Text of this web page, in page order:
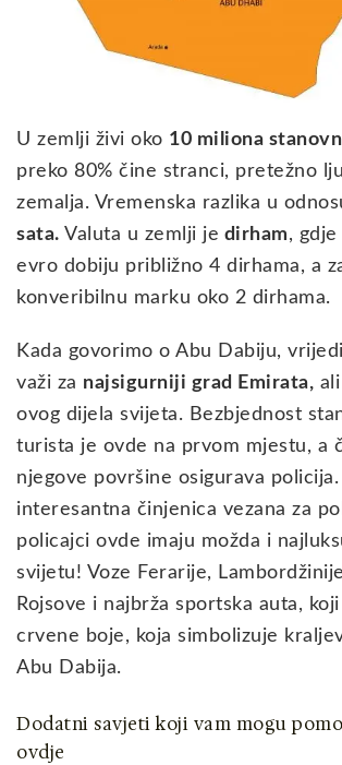
U zemlji živi oko 10 miliona
preko 80% čine stranci, pretežno
zemalja. Vremenska razlika u
sata. Valuta u zemlji je dirham, gdje
evro dobiju približno 4 dirhama, a
konveribilnu marku oko 2 dirhama.
Kada govorimo o Abu Dabiju,
važi za najsigurniji grad Emirata,
ovog dijela svijeta. Bezbjednost
turista je ovde na prvom mjestu, a
njegove površine osigurava policija.
interesantna činjenica vezana za
policajci ovde imaju možda i
svijetu! Voze Ferarije,
Rojsove i najbrža sportska auta,
crvene boje, koja simbolizuje
Abu Dabija.
Dodatni savjeti koji vam mogu
ovdje